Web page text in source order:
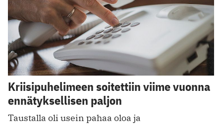
Kriisipuhelimeen soitettiin viime vuonna
ennätyksellisen paljon
Taustalla oli usein pahaa oloa ja